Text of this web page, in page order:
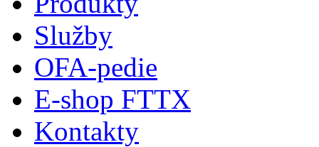
Služby
OFA-pedie
E-shop FTTX
Kontakty